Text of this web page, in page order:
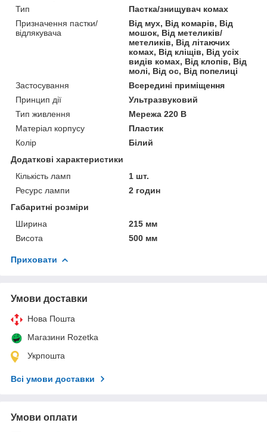
Тип
Пастка/знищувач комах
Призначення пастки/
відлякувача
Від мух, Від комарів, Від
мошок, Від метеликів/
метеликів, Від літаючих
комах, Від кліщів, Від усіх
видів комах, Від клопів, Від
молі, Від ос, Від попелиці
Застосування
Всередині приміщення
Принцип дії
Ультразвуковий
Тип живлення
Мережа 220 В
Матеріал корпусу
Пластик
Колір
Білий
Додаткові характеристики
Кількість ламп
1 шт.
Ресурс лампи
2 годин
Габаритні розміри
Ширина
215 мм
Висота
500 мм
Приховати
Умови доставки
Нова Пошта
Магазини Rozetka
Укрпошта
Всі умови доставки
Умови оплати